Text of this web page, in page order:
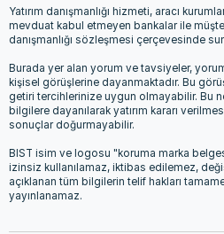
Yatırım danışmanlığı hizmeti, aracı
mevduat kabul etmeyen bankalar ile
danışmanlığı sözleşmesi çerçevesinde
Burada yer alan yorum ve tavsiyeler,
kişisel görüşlerine dayanmaktadır. Bu
getiri tercihlerinize uygun olmayabilir. Bu
bilgilere dayanılarak yatırım kararı
sonuçlar doğurmayabilir.
BIST isim ve logosu "koruma marka
izinsiz kullanılamaz, iktibas edilemez,
açıklanan tüm bilgilerin telif hakları
yayınlanamaz.